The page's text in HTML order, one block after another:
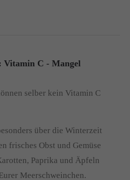
Vitamin C - Mangel
selber kein Vitamin C
über die Winterzeit
frisches Obst und Gemüse
Paprika und Äpfeln
Meerschweinchen.